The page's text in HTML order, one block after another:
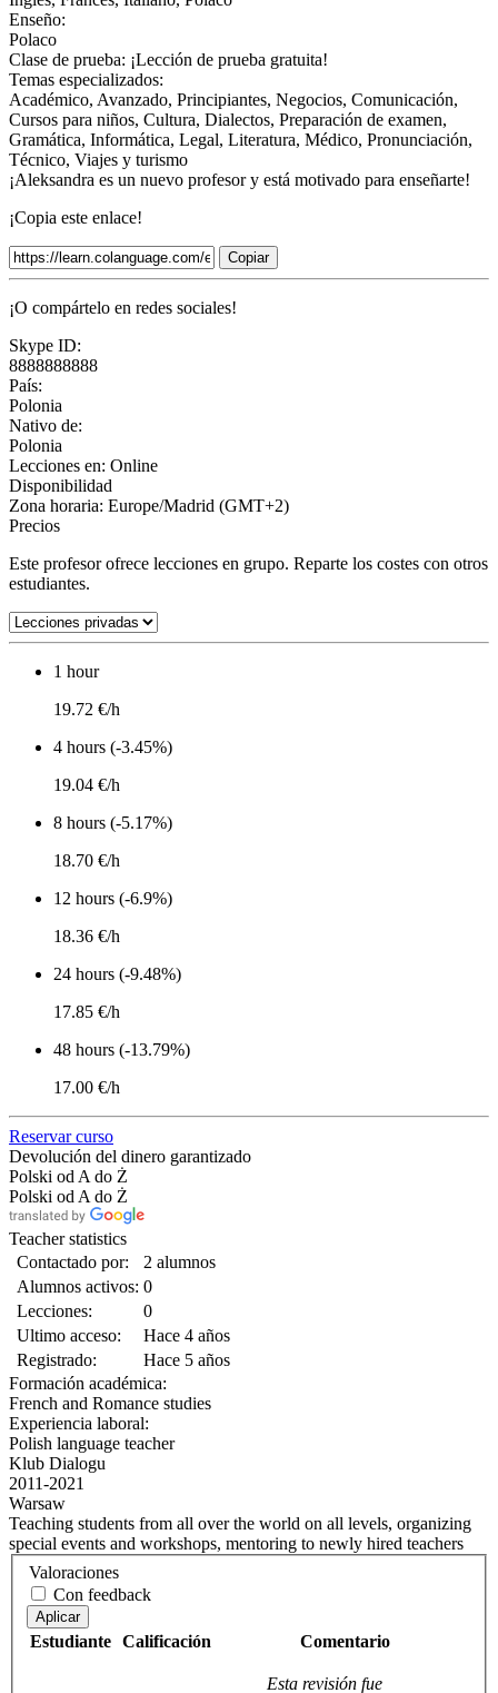
Enseño:
Polaco
Clase de prueba: ¡Lección de prueba gratuita!
Temas especializados:
Académico, Avanzado, Principiantes, Negocios, Comunicación,
Cursos para niños, Cultura, Dialectos, Preparación de examen,
Gramática, Informática, Legal, Literatura, Médico, Pronunciación,
Técnico, Viajes y turismo
¡Aleksandra es un nuevo profesor y está motivado para enseñarte!
¡Copia este enlace!
Copiar
¡O compártelo en redes sociales!
Skype ID:
8888888888
País:
Polonia
Nativo de:
Polonia
Lecciones en: Online
Disponibilidad
Zona horaria: Europe/Madrid (GMT+2)
Precios
Este profesor ofrece lecciones en grupo. Reparte los costes con otros
estudiantes.
1 hour
19.72 €/h
4 hours (-3.45%)
19.04 €/h
8 hours (-5.17%)
18.70 €/h
12 hours (-6.9%)
18.36 €/h
24 hours (-9.48%)
17.85 €/h
48 hours (-13.79%)
17.00 €/h
Reservar curso
Devolución del dinero garantizado
Polski od A do Ż
Polski od A do Ż
Teacher statistics
Contactado por:
2 alumnos
Alumnos activos: 0
Lecciones:
0
Ultimo acceso:
Hace 4 años
Registrado:
Hace 5 años
Formación académica:
French and Romance studies
Experiencia laboral:
Polish language teacher
Klub Dialogu
2011-2021
Warsaw
Teaching students from all over the world on all levels, organizing
special events and workshops, mentoring to newly hired teachers
Valoraciones
Con feedback
Aplicar
Estudiante Calificación Comentario
Esta revisión fue